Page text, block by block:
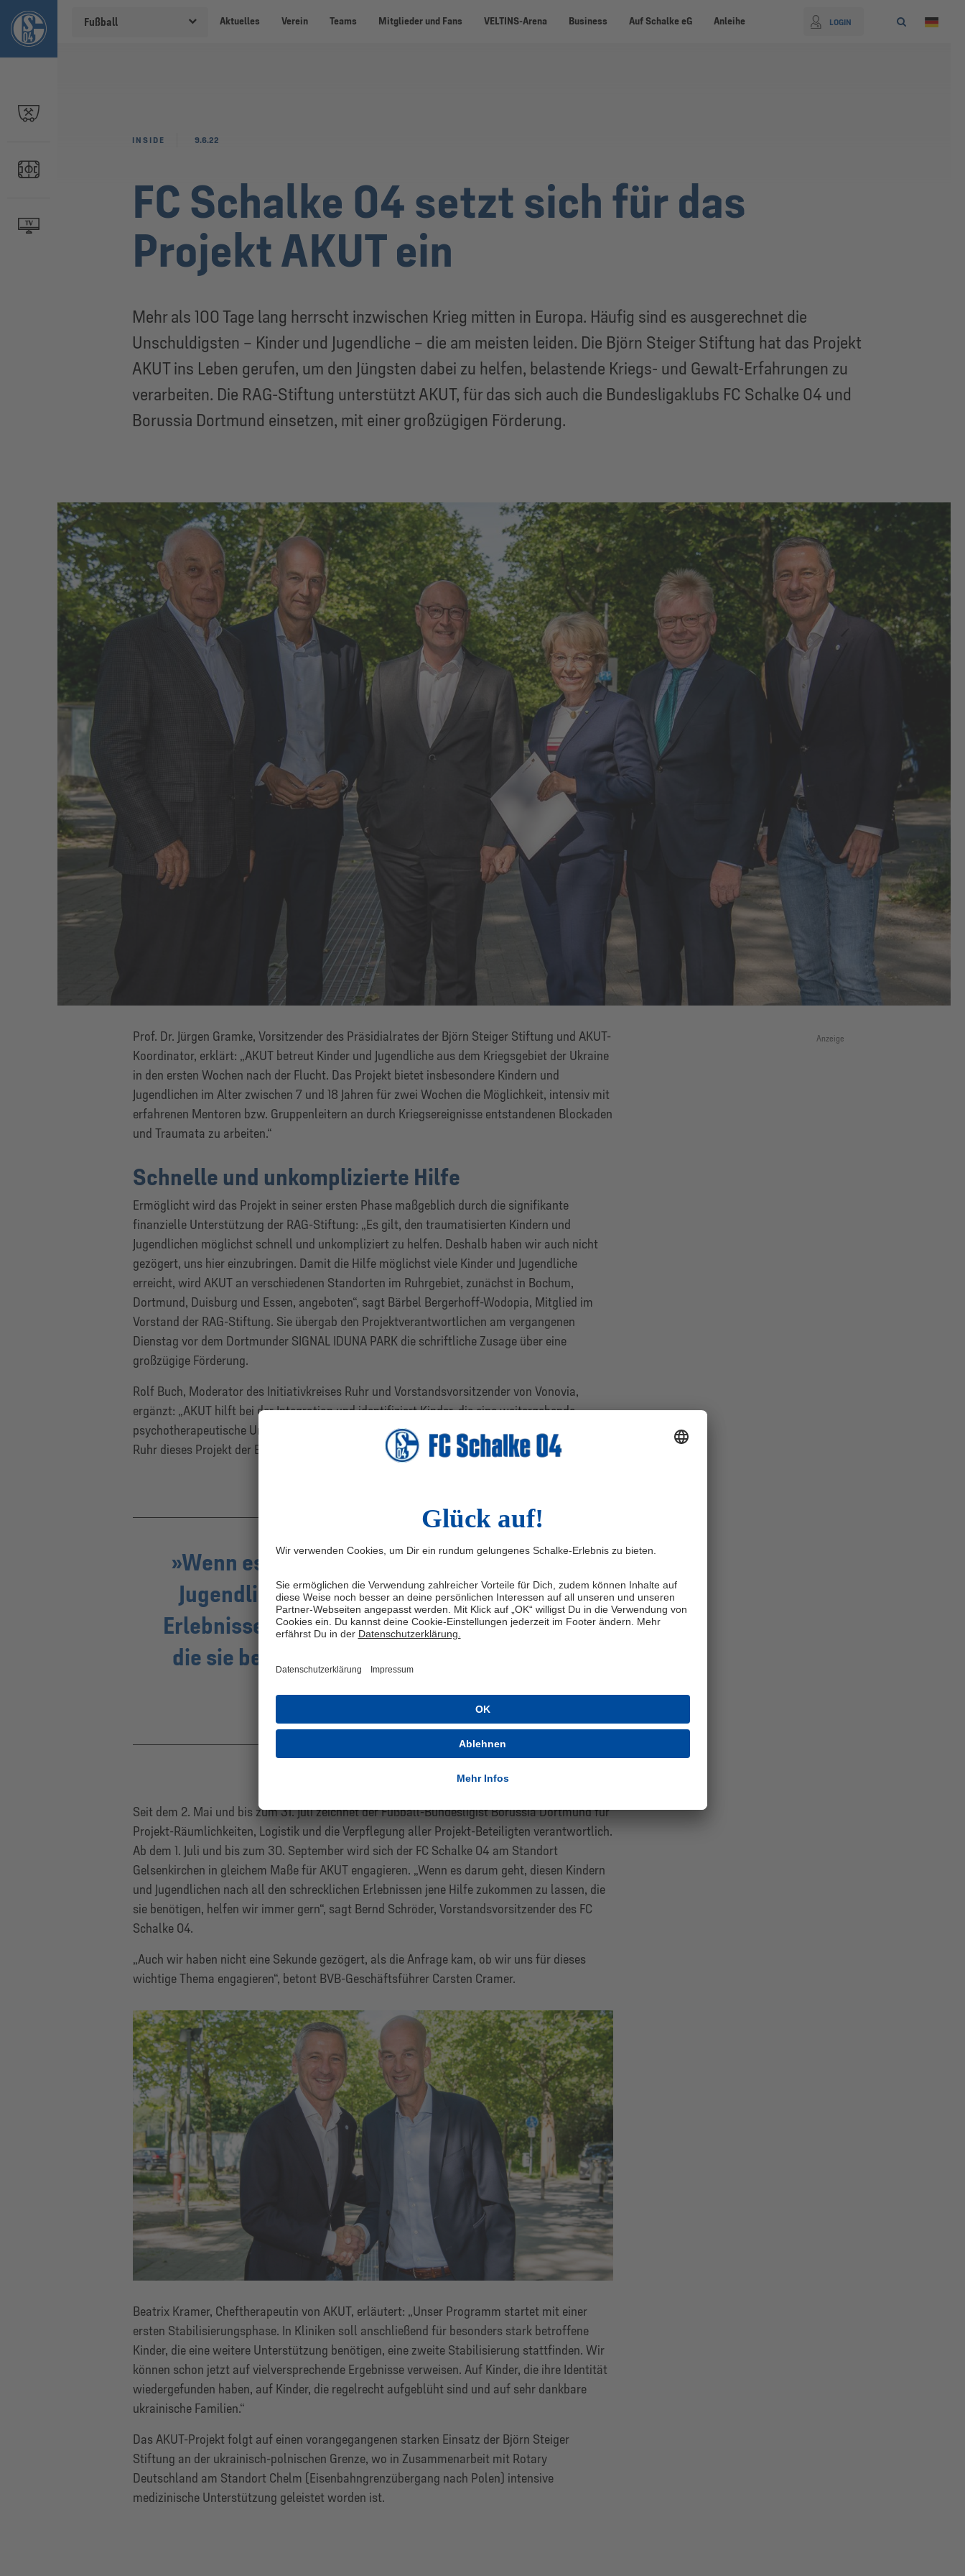
Fußball Aktuelles Verein Teams Mitglieder und Fans VELTINS-Arena Business Auf Schalke eG Anleihe LOGIN
FC Schalke 04 setzt sich für das
Projekt AKUT ein
Mehr als 100 Tage lang herrscht inzwischen Krieg mitten in Europa. Häufig sind es ausgerechnet die
Unschuldigsten – Kinder und Jugendliche – die am meisten leiden. Die Björn Steiger Stiftung hat das Projekt
AKUT ins Leben gerufen, um den Jüngsten dabei zu helfen, belastende Kriegs- und Gewalt-Erfahrungen zu
verarbeiten. Die RAG-Stiftung unterstützt AKUT, für das sich auch die Bundesligaklubs FC Schalke 04 und
Borussia Dortmund einsetzen, mit einer großzügigen Förderung.
INSIDE 9.6.22
Prof. Dr. Jürgen Gramke, Vorsitzender des Präsidialrates der Björn Steiger Stiftung und AKUT-
Koordinator, erklärt: „AKUT betreut Kinder und Jugendliche aus dem Kriegsgebiet der Ukraine
in den ersten Wochen nach der Flucht. Das Projekt bietet insbesondere Kindern und
Jugendlichen im Alter zwischen 7 und 18 Jahren für zwei Wochen die Möglichkeit, intensiv mit
erfahrenen Mentoren bzw. Gruppenleitern an durch Kriegsereignisse entstandenen Blockaden
und Traumata zu arbeiten.“
Schnelle und unkomplizierte Hilfe
Ermöglicht wird das Projekt in seiner ersten Phase maßgeblich durch die signifikante
finanzielle Unterstützung der RAG-Stiftung: „Es gilt, den traumatisierten Kindern und
Jugendlichen möglichst schnell und unkompliziert zu helfen. Deshalb haben wir auch nicht
gezögert, uns hier einzubringen. Damit die Hilfe möglichst viele Kinder und Jugendliche
erreicht, wird AKUT an verschiedenen Standorten im Ruhrgebiet, zunächst in Bochum,
Dortmund, Duisburg und Essen, angeboten“, sagt Bärbel Bergerhoff-Wodopia, Mitglied im
Vorstand der RAG-Stiftung. Sie übergab den Projektverantwortlichen am vergangenen
Dienstag vor dem Dortmunder SIGNAL IDUNA PARK die schriftliche Zusage über eine
großzügige Förderung.
Rolf Buch, Moderator des Initiativkreises Ruhr und Vorstandsvorsitzender von Vonovia,
ergänzt: „AKUT hilft bei der Integration und identifiziert Kinder, die eine weitergehende
psychotherapeutische Unterstützung benötigen. Deshalb befürworten wir als Initiativkreis
Ruhr dieses Projekt der Björn Steiger Stiftung.“
Wenn es darum geht, diesen Kindern und
Jugendlichen nach all den schrecklichen
Erlebnissen jene Hilfe zukommen zu lassen,
die sie benötigen, helfen wir immer gern.
Seit dem 2. Mai und bis zum 31. Juli zeichnet der Fußball-Bundesligist Borussia Dortmund für
Projekt-Räumlichkeiten, Logistik und die Verpflegung aller Projekt-Beteiligten verantwortlich.
Ab dem 1. Juli und bis zum 30. September wird sich der FC Schalke 04 am Standort
Gelsenkirchen in gleichem Maße für AKUT engagieren. „Wenn es darum geht, diesen Kindern
und Jugendlichen nach all den schrecklichen Erlebnissen jene Hilfe zukommen zu lassen, die
sie benötigen, helfen wir immer gern“, sagt Bernd Schröder, Vorstandsvorsitzender des FC
Schalke 04.
„Auch wir haben nicht eine Sekunde gezögert, als die Anfrage kam, ob wir uns für dieses
wichtige Thema engagieren“, betont BVB-Geschäftsführer Carsten Cramer.
Beatrix Kramer, Cheftherapeutin von AKUT, erläutert: „Unser Programm startet mit einer
ersten Stabilisierungsphase. In Kliniken soll anschließend für besonders stark betroffene
Kinder, die eine weitere Unterstützung benötigen, eine zweite Stabilisierung stattfinden. Wir
können schon jetzt auf vielversprechende Ergebnisse verweisen. Auf Kinder, die ihre Identität
wiedergefunden haben, auf Kinder, die regelrecht aufgeblüht sind und auf sehr dankbare
ukrainische Familien.“
Das AKUT-Projekt folgt auf einen vorangegangenen starken Einsatz der Björn Steiger
Stiftung an der ukrainisch-polnischen Grenze, wo in Zusammenarbeit mit Rotary
Deutschland am Standort Chelm (Eisenbahngrenzübergang nach Polen) intensive
medizinische Unterstützung geleistet worden ist.
Anzeige